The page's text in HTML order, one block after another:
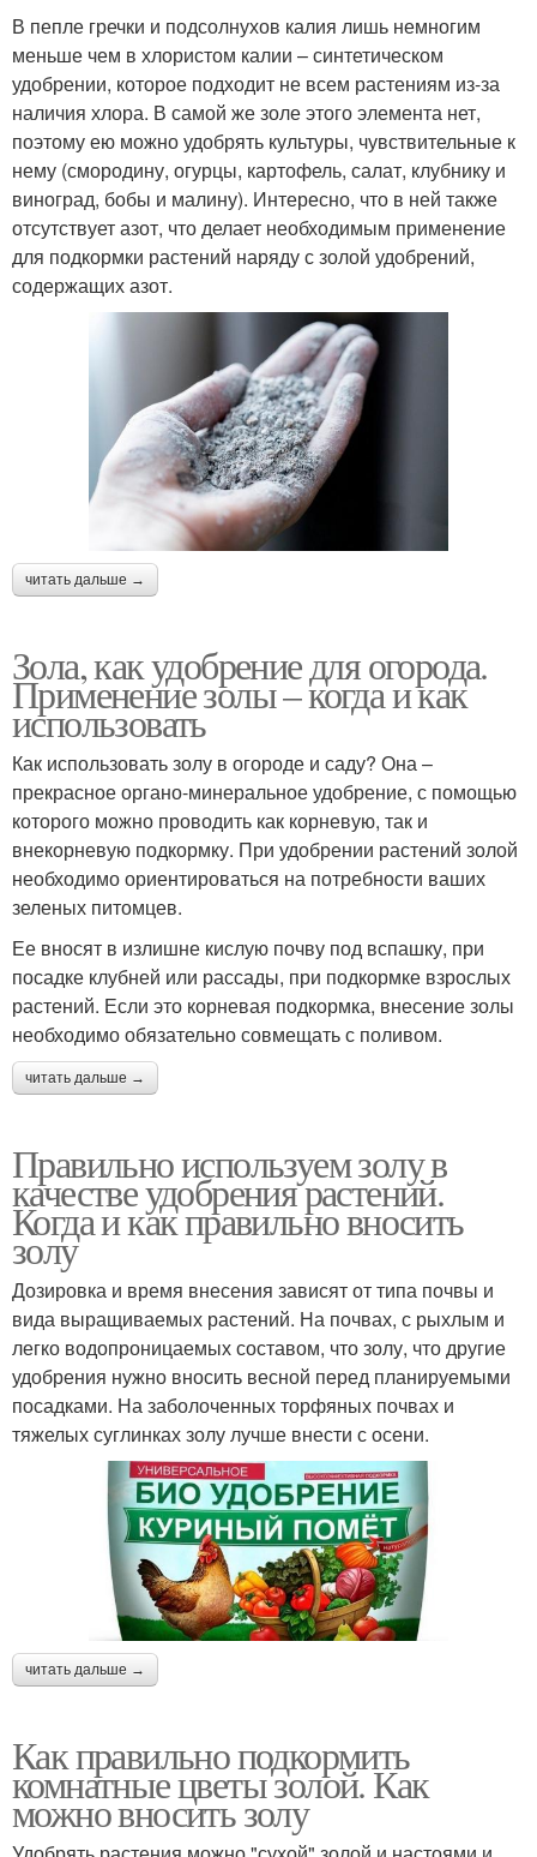
В пепле гречки и подсолнухов калия лишь немногим
меньше чем в хлористом калии – синтетическом
удобрении, которое подходит не всем растениям из-за
наличия хлора. В самой же золе этого элемента нет,
поэтому ею можно удобрять культуры, чувствительные к
нему (смородину, огурцы, картофель, салат, клубнику и
виноград, бобы и малину). Интересно, что в ней также
отсутствует азот, что делает необходимым применение
для подкормки растений наряду с золой удобрений,
содержащих азот.
читать дальше →
Зола, как удобрение для огорода.
Применение золы – когда и как
использовать
Как использовать золу в огороде и саду? Она –
прекрасное органо-минеральное удобрение, с помощью
которого можно проводить как корневую, так и
внекорневую подкормку. При удобрении растений золой
необходимо ориентироваться на потребности ваших
зеленых питомцев.
Ее вносят в излишне кислую почву под вспашку, при
посадке клубней или рассады, при подкормке взрослых
растений. Если это корневая подкормка, внесение золы
необходимо обязательно совмещать с поливом.
читать дальше →
Правильно используем золу в
качестве удобрения растений.
Когда и как правильно вносить
золу
Дозировка и время внесения зависят от типа почвы и
вида выращиваемых растений. На почвах, с рыхлым и
легко водопроницаемых составом, что золу, что другие
удобрения нужно вносить весной перед планируемыми
посадками. На заболоченных торфяных почвах и
тяжелых суглинках золу лучше внести с осени.
читать дальше →
Как правильно подкормить
комнатные цветы золой. Как
можно вносить золу